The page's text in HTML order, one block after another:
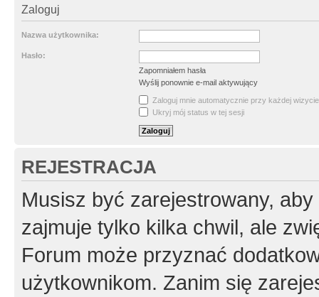
Zaloguj
Nazwa użytkownika:
Hasło:
Zapomniałem hasła
Wyślij ponownie e-mail aktywujący
Zaloguj mnie automatycznie przy każdej wizycie
Ukryj mój status w tej sesji
REJESTRACJA
Musisz być zarejestrowany,
zajmuje tylko kilka chwil, ale
Forum może przyznać
użytkownikom. Zanim się